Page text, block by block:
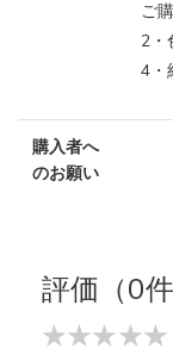
ご
2・
4・
購入者へ
のお願い
評価（0件